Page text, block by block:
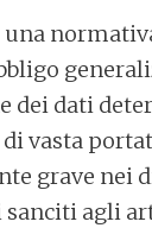
una
dei dati
vasta
grave nei
agli